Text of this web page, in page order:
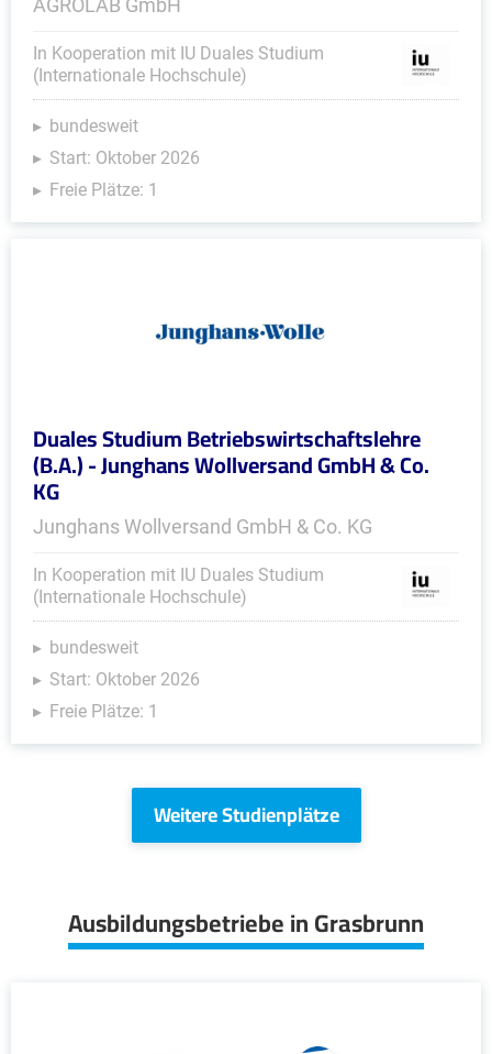
AGROLAB GmbH
In Kooperation mit IU Duales Studium
(Internationale Hochschule)
bundesweit
Start: Oktober 2026
Freie Plätze: 1
Duales Studium Betriebswirtschaftslehre
(B.A.) - Junghans Wollversand GmbH & Co.
KG
Junghans Wollversand GmbH & Co. KG
In Kooperation mit IU Duales Studium
(Internationale Hochschule)
bundesweit
Start: Oktober 2026
Freie Plätze: 1
Weitere Studienplätze
Ausbildungsbetriebe in Grasbrunn